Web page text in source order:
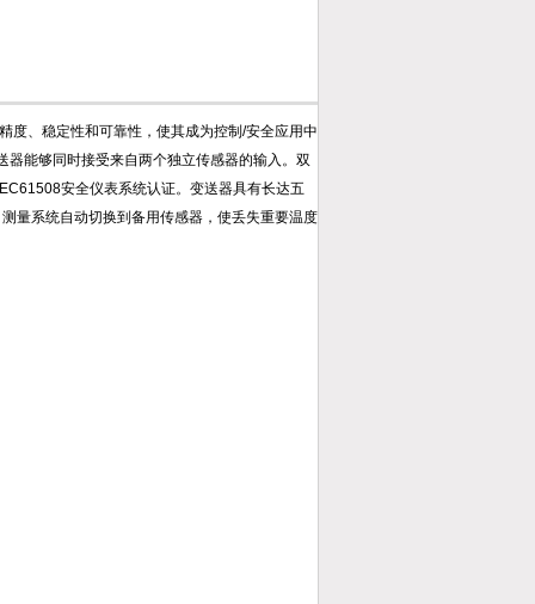
、稳定性和可靠性，使其成为控制/安全应用中
能够同时接受来自两个独立传感器的输入。双
安全仪表系统认证。变送器具有长达五
量系统自动切换到备用传感器，使丢失重要温度